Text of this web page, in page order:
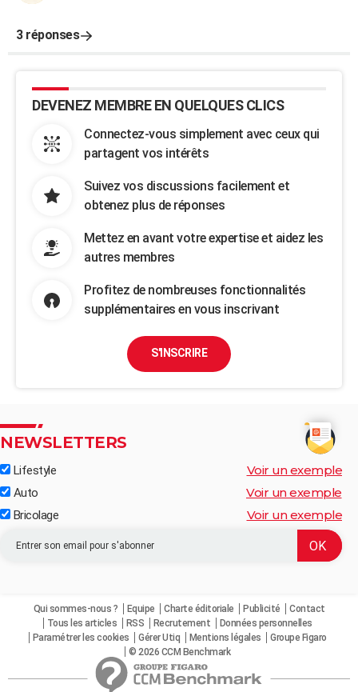
3 réponses
DEVENEZ MEMBRE EN QUELQUES CLICS
Connectez-vous simplement avec ceux qui
partagent vos intérêts
Suivez vos discussions facilement et
obtenez plus de réponses
Mettez en avant votre expertise et aidez les
autres membres
Profitez de nombreuses fonctionnalités
supplémentaires en vous inscrivant
S'INSCRIRE
NEWSLETTERS
Lifestyle Voir un exemple
Auto Voir un exemple
Bricolage Voir un exemple
Qui sommes-nous ? Equipe Charte éditoriale Publicité
Contact
Tous les articles
RSS Recrutement
Données personnelles
Paramétrer les cookies
Gérer Utiq Mentions légales
Groupe Figaro
© 2026 CCM Benchmark